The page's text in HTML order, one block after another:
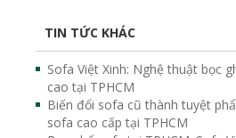
TIN TỨC KHÁC
Sofa Việt Xinh: Nghệ thuật bọc
cao tại TPHCM
Biến đổi sofa cũ thành tuyệt
sofa cao cấp tại TPHCM